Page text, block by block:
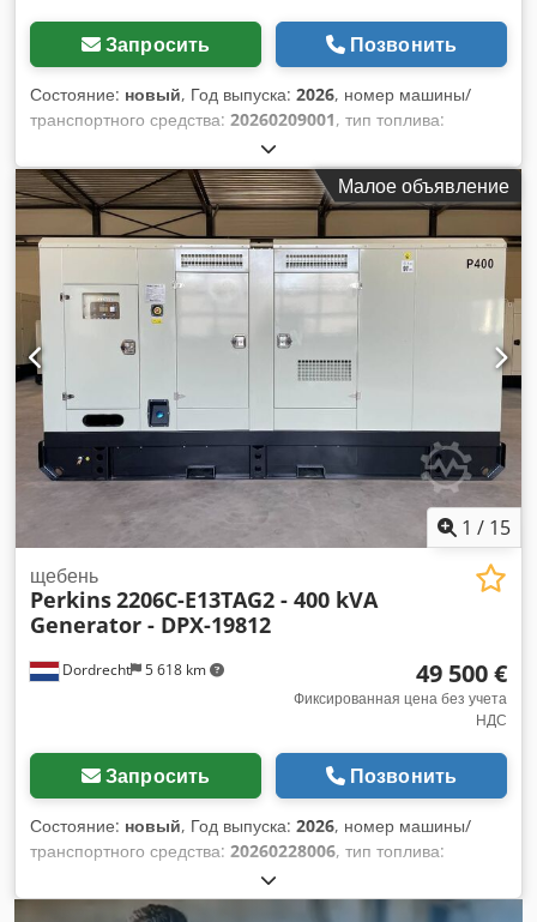
Запросить Позвонить
Состояние: новый, Год выпуска: 2026, номер машины/
транспортного средства: 20260209001, тип топлива:
, производитель двигателей:
Назначение: Строительство Собственный вес: 765 кг
Мощность генератора: 17 кВА Размеры грузового отсека:
211 x 85 x 125 см Маркировка CE: да Объем резервуара
для воды: 55 л Страна производства: Китай Для получения
дополнительной информации обращайтесь в компанию
Team DPX. = Дополнительные опции и аксессуары = -
Аккумулятор Dcedpfxjyzwpfo Amysk - Панель управления -
Стальная крыша - Цистерна
Малое объявление
1 / 15
Dordrecht 5 618 km
щебень
Perkins2206C-E13TAG2 - 400 kVA
Generator - DPX-19812
49 500 €
Фиксированная цена без учета
НДС
Запросить Позвонить
Состояние: новый, Год выпуска: 2026, номер машины/
транспортного средства: 20260228006, тип топлива:
, производитель двигателей:
E13TAG2, Назначение: Строительство Собственный вес: 4